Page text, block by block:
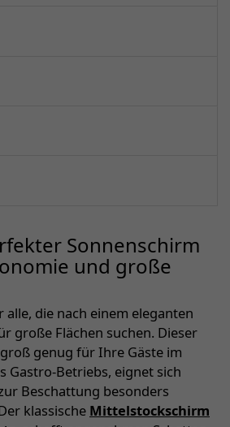
Sonnenschirm
und große
alle, die nach einem eleganten
große Flächen suchen. Dieser
genug für Ihre Gäste im
Gastro-Betriebs, eignet sich
Beschattung besonders
klassische Mittelstockschirm